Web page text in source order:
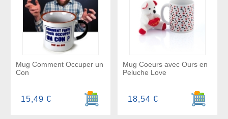
Mug Comment Occuper un
Con
Ajouter au panier
15,49 €
Mug Coeurs avec Ours en
Peluche Love
Ajouter
18,54 €